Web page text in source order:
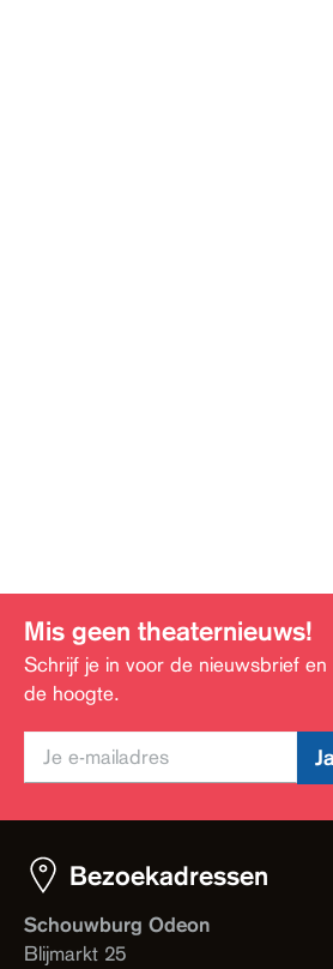
Mis geen theaternieuws!
Schrijf je in voor de nieuwsbrief en
de hoogte.
Bezoekadressen
Schouwburg Odeon
Blijmarkt 25